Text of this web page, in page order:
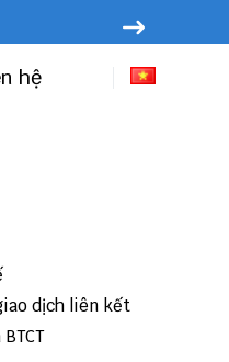
hệ
dịch liên kết